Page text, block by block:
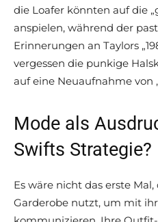
die Loafer könnten auf die
anspielen, während der
Erinnerungen an Taylors
vergessen die punkige
auf eine Neuaufnahme von
Mode als
Swifts Strategie?
Es wäre nicht das erste
Garderobe nutzt, um mit